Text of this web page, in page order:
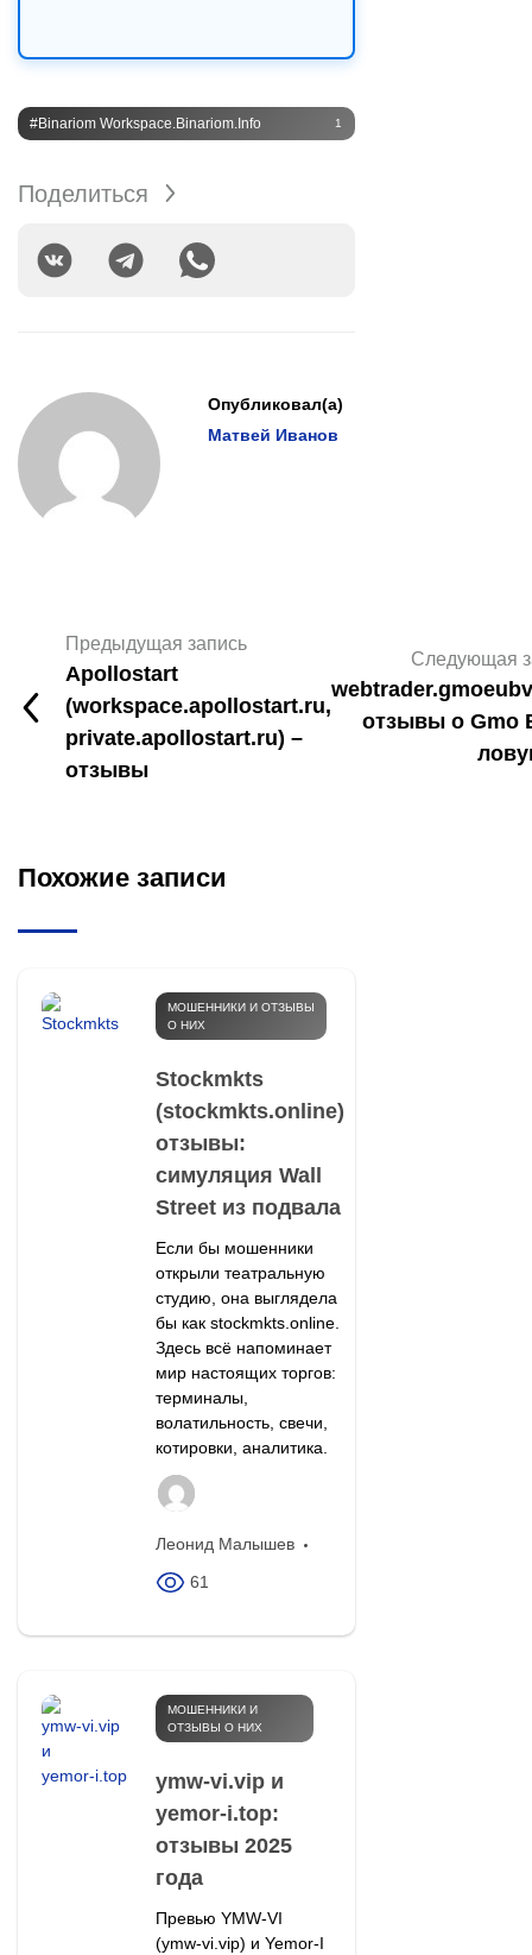
#Binariom Workspace.binariom.info 1
Поделиться
Опубликовал(а)
Матвей Иванов
Предыдущая запись
Apollostart
(workspace.apollostart.ru,
private.apollostart.ru) –
отзывы
Следующая
отзывы о Gmo
Похожие записи
МОШЕННИКИ И ОТЗЫВЫ
О НИХ
Stockmkts
(stockmkts.online)
отзывы:
симуляция Wall
Street из подвала
Если бы мошенники
открыли театральную
студию, она выглядела
бы как stockmkts.online.
Здесь всё напоминает
мир настоящих торгов:
терминалы,
волатильность, свечи,
котировки, аналитика.
Леонид Малышев
61
МОШЕННИКИ И
ОТЗЫВЫ О НИХ
ymw‑vi.vip и
yemor‑i.top:
отзывы 2025
года
Превью YMW‑VI
(ymw‑vi.vip) и Yemor‑I